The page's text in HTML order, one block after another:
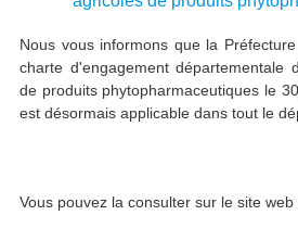
Nous vous informons que la
charte d'engagement départementale
de produits phytopharmaceutiques le
est désormais applicable dans tout le
Vous pouvez la consulter sur le site web